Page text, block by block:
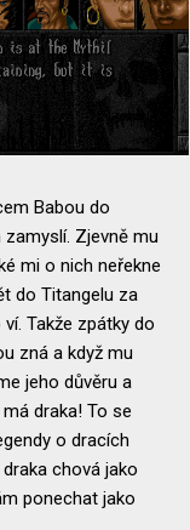
Babou do
Zjevně mu
mi o nich neřekne
do Titangelu za
Takže zpátky do
zná a když mu
jeho důvěru a
draka! To se
o dracích
chová jako
ponechat jako